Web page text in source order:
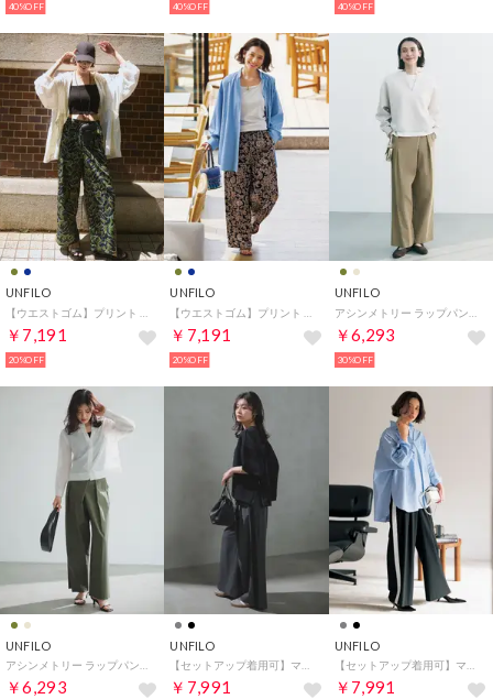
40%OFF 40%OFF 40%OFF
UNFILO
￥7,191
20%OFF
UNFILO
￥7,191
20%OFF
UNFILO
￥6,293
30%OFF
UNFILO
￥6,293
UNFILO
￥7,991
UNFILO
￥7,991